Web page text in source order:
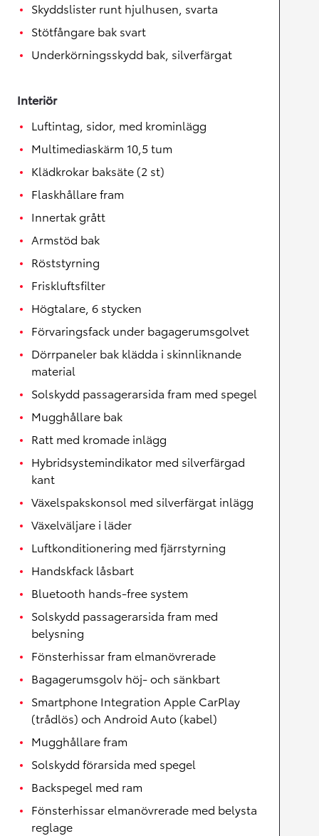
Skyddslister runt hjulhusen, svarta
Stötfångare bak svart
Underkörningsskydd bak, silverfärgat
Interiör
Luftintag, sidor, med krominlägg
Multimediaskärm 10,5 tum
Klädkrokar baksäte (2 st)
Flaskhållare fram
Innertak grått
Armstöd bak
Röststyrning
Friskluftsfilter
Högtalare, 6 stycken
Förvaringsfack under bagagerumsgolvet
Dörrpaneler bak klädda i skinnliknande
material
Solskydd passagerarsida fram med spegel
Mugghållare bak
Ratt med kromade inlägg
Hybridsystemindikator med silverfärgad
kant
Växelspakskonsol med silverfärgat inlägg
Växelväljare i läder
Luftkonditionering med fjärrstyrning
Handskfack låsbart
Bluetooth hands-free system
Solskydd passagerarsida fram med
belysning
Fönsterhissar fram elmanövrerade
Bagagerumsgolv höj- och sänkbart
Smartphone Integration Apple CarPlay
(trådlös) och Android Auto (kabel)
Mugghållare fram
Solskydd förarsida med spegel
Backspegel med ram
Fönsterhissar elmanövrerade med belysta
reglage